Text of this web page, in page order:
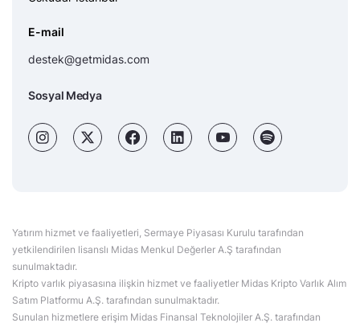
E-mail
destek@getmidas.com
Sosyal Medya
Yatırım hizmet ve faaliyetleri, Sermaye Piyasası Kurulu tarafından
yetkilendirilen lisanslı Midas Menkul Değerler A.Ş tarafından
sunulmaktadır.
Kripto varlık piyasasına ilişkin hizmet ve faaliyetler Midas Kripto Varlık Alım
Satım Platformu A.Ş. tarafından sunulmaktadır.
Sunulan hizmetlere erişim Midas Finansal Teknolojiler A.Ş. tarafından